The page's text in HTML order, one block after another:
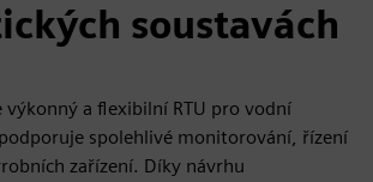
soustavách
výkonný a flexibilní RTU pro vodní
spolehlivé monitorování, řízení
zařízení. Díky návrhu